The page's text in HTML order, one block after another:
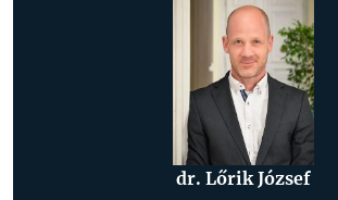
dr. Lőrik József